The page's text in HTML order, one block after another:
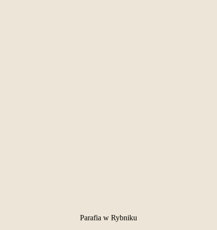
Parafia w Rybniku